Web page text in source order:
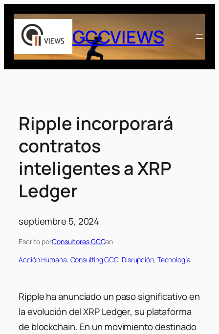
Saltar
contenido
GCCVIEWS
Ripple incorporará
contratos
inteligentes a XRP
Ledger
septiembre 5, 2024
Escrito porConsultores GCCen
Acción Humana, Consulting GCC, Disrupción, Tecnología
Ripple ha anunciado un paso significativo en
la evolución del XRP Ledger, su plataforma
de blockchain. En un movimiento destinado